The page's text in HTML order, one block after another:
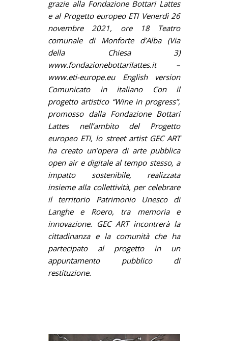
grazie alla Fondazione Bottari Lattes
e al Progetto europeo ETI Venerdì 26
novembre 2021, ore 18 Teatro
comunale di Monforte d’Alba (Via
della Chiesa 3)
www.fondazionebottarilattes.it –
www.eti-europe.eu English version
Comunicato in italiano Con il
progetto artistico “Wine in progress”,
promosso dalla Fondazione Bottari
Lattes nell’ambito del Progetto
europeo ETI, lo street artist GEC ART
ha creato un’opera di arte pubblica
open air e digitale al tempo stesso, a
impatto sostenibile, realizzata
insieme alla collettività, per celebrare
il territorio Patrimonio Unesco di
Langhe e Roero, tra memoria e
innovazione. GEC ART incontrerà la
cittadinanza e la comunità che ha
partecipato al progetto in un
appuntamento pubblico di
restituzione.